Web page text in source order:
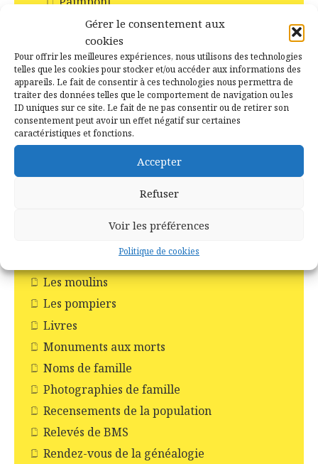
Gérer le consentement aux
cookies
Pour offrir les meilleures expériences, nous utilisons des technologies
telles que les cookies pour stocker et/ou accéder aux informations des
appareils. Le fait de consentir à ces technologies nous permettra de
traiter des données telles que le comportement de navigation ou les
ID uniques sur ce site. Le fait de ne pas consentir ou de retirer son
consentement peut avoir un effet négatif sur certaines
caractéristiques et fonctions.
Accepter
Refuser
Voir les préférences
Politique de cookies
Ploërmel
Saint-Abraham
Saint-Malo-de-Beignon
Taupont
Tréhorenteuc
Histoire et Patrimoines de Campénéac
Les Chapelles
Les commerces
Les moulins
Les pompiers
Livres
Monuments aux morts
Noms de famille
Photographies de famille
Recensements de la population
Relevés de BMS
Rendez-vous de la généalogie